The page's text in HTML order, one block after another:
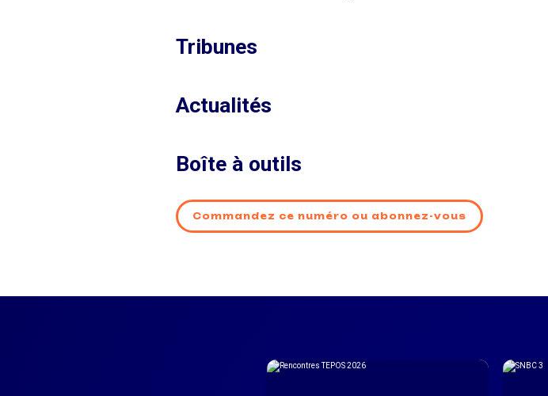
Tribunes
Actualités
Boîte à outils
Commandez ce numéro ou abonnez-vous